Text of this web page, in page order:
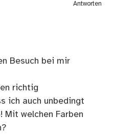
Antworten
Besuch bei mir
richtig
ich auch unbedingt
Mit welchen Farben